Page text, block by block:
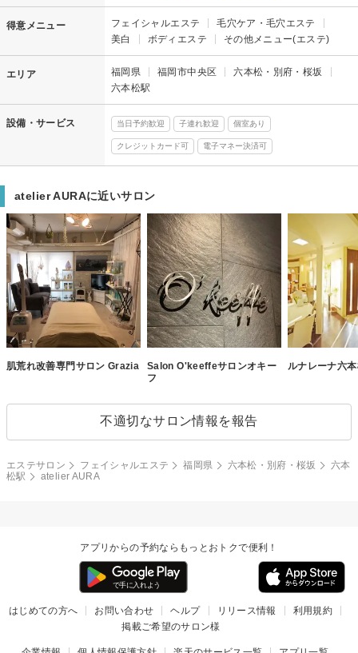
得意メニュー フェイシャルエステ
毛穴ケア・毛穴エステ
美白
ボディエステ その他メニュー(エステ)
エリア 福岡県 福岡市中央区
六本松・別府・桜坂
六本松駅
設備・サービス 当日予約歓迎 子連れ歓迎 個室あり
クレジットカード可 電子マネー決済可
atelier AURAに近いサロン
肌荒れ改善専門サロン Grazia
Salon O'keeffeサロンオキー
フ
ルナレーナ六
不適切なサロン情報を報告
エステサロン フェイシャルエステ 福岡県 六本松・別府・桜坂
六本
松駅
atelier AURA
アプリからの予約ならもっとおトクで便利！
はじめての方へ お問い合わせ ヘルプ リリース情報
利用規約
掲載ご希望のサロン様